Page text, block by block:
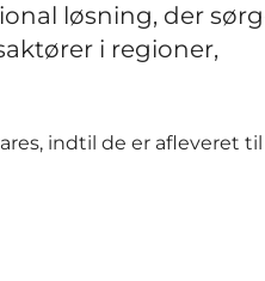
løsning, der
i regioner,
indtil de er afleveret